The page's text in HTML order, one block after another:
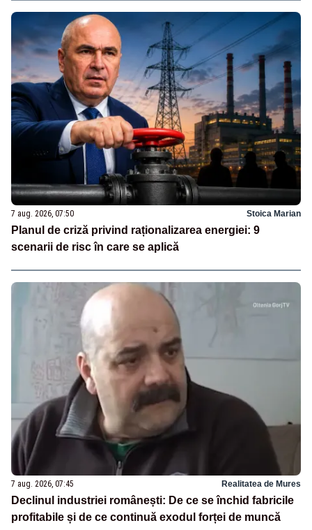
7 aug. 2026, 07:50 Stoica Marian
Planul de criză privind raționalizarea energiei: 9
scenarii de risc în care se aplică
7 aug. 2026, 07:45 Realitatea de Mures
Declinul industriei românești: De ce se închid fabricile
profitabile și de ce continuă exodul forței de muncă